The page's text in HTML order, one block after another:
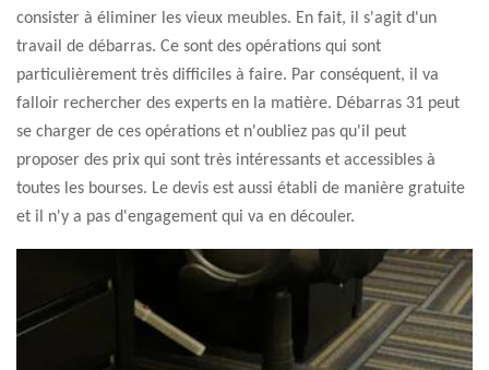
consister à éliminer les vieux meubles. En fait, il s'agit d'un
travail de débarras. Ce sont des opérations qui sont
particulièrement très difficiles à faire. Par conséquent, il va
falloir rechercher des experts en la matière. Débarras 31 peut
se charger de ces opérations et n'oubliez pas qu'il peut
proposer des prix qui sont très intéressants et accessibles à
toutes les bourses. Le devis est aussi établi de manière gratuite
et il n'y a pas d'engagement qui va en découler.